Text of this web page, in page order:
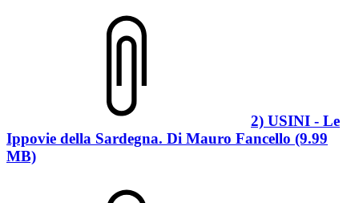
2) USINI - Le
Ippovie della Sardegna. Di Mauro Fancello (9.99
MB)